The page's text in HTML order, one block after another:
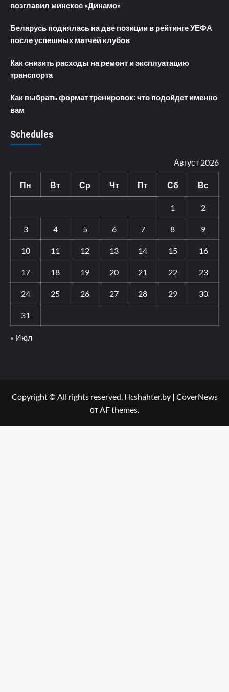
возглавил минское «Динамо»
Беларусь поднялась на две позиции в рейтинге УЕФА
после успешных матчей клубов
Как снизить расходы на ремонт и эксплуатацию
транспорта
Как выбрать формат тренировок: что подойдет именно
вам
Schedules
Август 2026
Пн Вт Ср Чт Пт Сб Вс
1 2
3 4 5 6 7 8 9
10 11 12 13 14 15 16
17 18 19 20 21 22 23
24 25 26 27 28 29 30
31
« Июл
Copyright © All rights reserved. Hcshahter.by | CoverNews
от AF themes.